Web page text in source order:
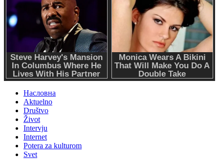
Насловна
Aktuelno
Društvo
Život
Intervju
Internet
Potera za kulturom
Svet